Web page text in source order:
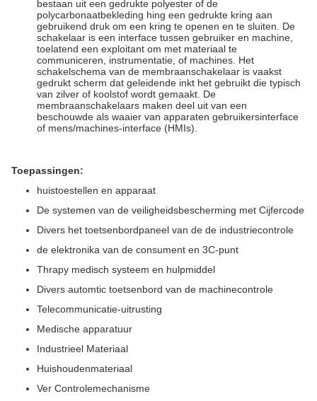
bestaan uit een gedrukte polyester of de
polycarbonaatbekleding hing een gedrukte kring aan
gebruikend druk om een kring te openen en te sluiten. De
schakelaar is een interface tussen gebruiker en machine,
toelatend een exploitant om met materiaal te
communiceren, instrumentatie, of machines. Het
schakelschema van de membraanschakelaar is vaakst
gedrukt scherm dat geleidende inkt het gebruikt die typisch
van zilver of koolstof wordt gemaakt. De
membraanschakelaars maken deel uit van een
beschouwde als waaier van apparaten gebruikersinterface
of mens/machines-interface (HMIs).
Toepassingen:
huistoestellen en apparaat
De systemen van de veiligheidsbescherming met Cijfercode
Divers het toetsenbordpaneel van de de industriecontrole
de elektronika van de consument en 3C-punt
Thrapy medisch systeem en hulpmiddel
Divers automtic toetsenbord van de machinecontrole
Telecommunicatie-uitrusting
Medische apparatuur
Industrieel Materiaal
Huishoudenmateriaal
Ver Controlemechanisme